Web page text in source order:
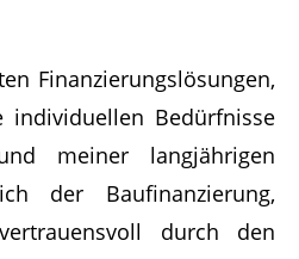
Finanzierungslösungen,
individuellen Bedürfnisse
meiner langjährigen
der Baufinanzierung,
durch den